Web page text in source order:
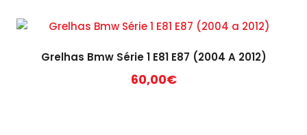
Grelhas Bmw Série 1 E81 E87 (2004 A 2012)
60,00€